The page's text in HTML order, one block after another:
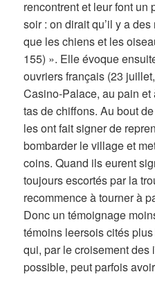
rencontrent et leur font un
soir : on dirait qu’il y a
que les chiens et les
155) ». Elle évoque
ouvriers français (23
Casino-Palace, au pain et
tas de chiffons. Au bout
les ont fait signer de
bombarder le village et
coins. Quand ils eurent
toujours escortés par la
recommence à tourner à
Donc un témoignage
témoins leersois cités
qui, par le croisement des
possible, peut parfois